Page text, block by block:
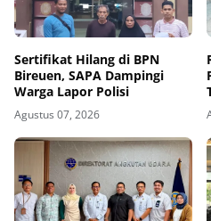
Sertifikat Hilang di BPN
Bireuen, SAPA Dampingi
Warga Lapor Polisi
Agustus 07, 2026